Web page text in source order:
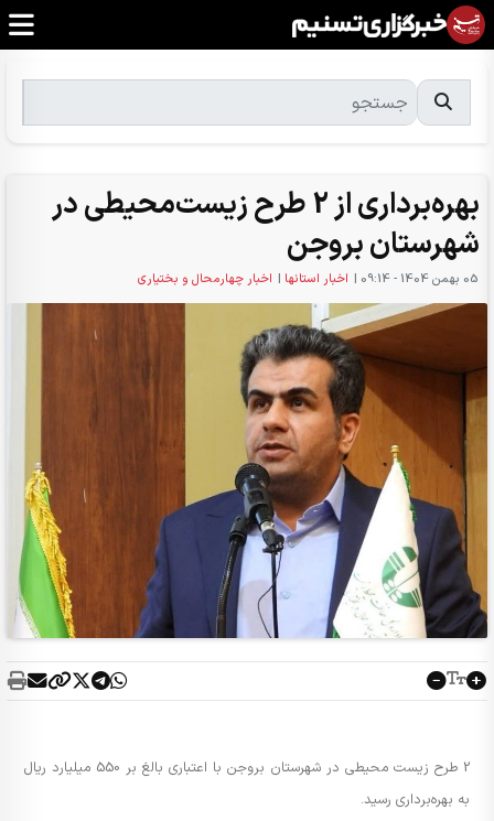
بهره‌برداری از 2 طرح زیست‌محیطی در
شهرستان بروجن
05 بهمن 1404 - 09:14 | اخبار استانها | اخبار چهارمحال و بختیاری
2 طرح زیست‌ محیطی در شهرستان بروجن با اعتباری بالغ بر 550 میلیارد ریال
به بهره‌‌برداری رسید.